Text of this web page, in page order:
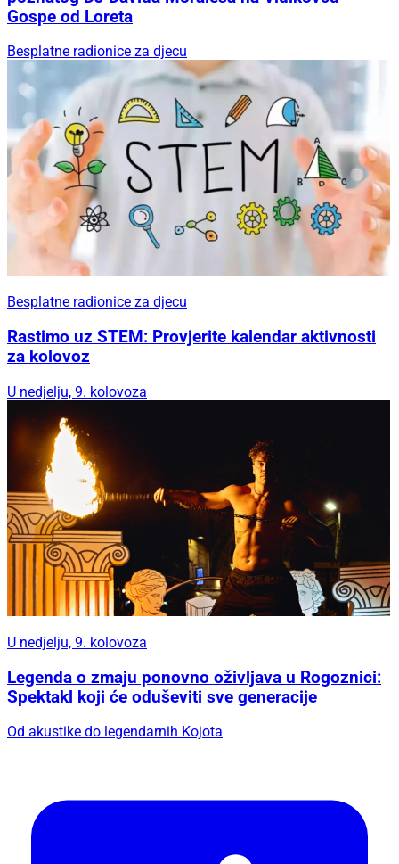
Gospe od Loreta
Besplatne radionice za djecu
Besplatne radionice za djecu
Rastimo uz STEM: Provjerite kalendar aktivnosti
za kolovoz
U nedjelju, 9. kolovoza
U nedjelju, 9. kolovoza
Legenda o zmaju ponovno oživljava u Rogoznici:
Spektakl koji će oduševiti sve generacije
Od akustike do legendarnih Kojota